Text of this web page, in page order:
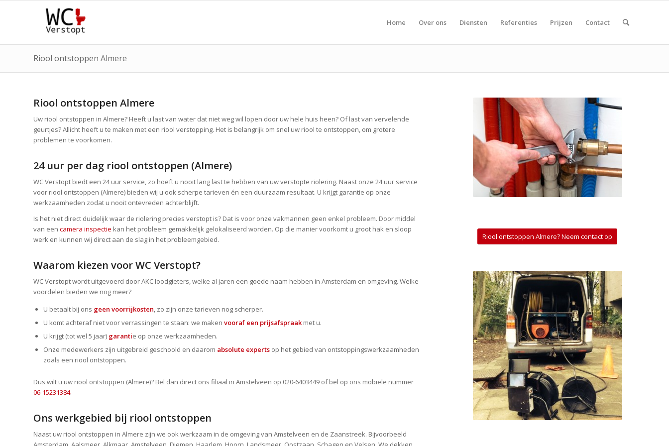
Home Over ons Diensten Referenties Prijzen Contact
Riool ontstoppen Almere
Riool ontstoppen Almere
Uw riool ontstoppen in Almere? Heeft u last van water dat niet weg wil lopen door uw hele huis heen? Of last van vervelende
geurtjes? Allicht heeft u te maken met een riool verstopping. Het is belangrijk om snel uw riool te ontstoppen, om grotere
problemen te voorkomen.
24 uur per dag riool ontstoppen (Almere)
WC Verstopt biedt een 24 uur service, zo hoeft u nooit lang last te hebben van uw verstopte riolering. Naast onze 24 uur service
voor riool ontstoppen (Almere) bieden wij u ook scherpe tarieven én een duurzaam resultaat. U krijgt garantie op onze
werkzaamheden zodat u nooit ontevreden achterblijft.
Is het niet direct duidelijk waar de riolering precies verstopt is? Dat is voor onze vakmannen geen enkel probleem. Door middel
van een camera inspectie kan het probleem gemakkelijk gelokaliseerd worden. Op die manier voorkomt u groot hak en sloop
werk en kunnen wij direct aan de slag in het probleemgebied.
Waarom kiezen voor WC Verstopt?
WC Verstopt wordt uitgevoerd door AKC loodgieters, welke al jaren een goede naam hebben in Amsterdam en omgeving. Welke
voordelen bieden we nog meer?
U betaalt bij ons geen voorrijkosten, zo zijn onze tarieven nog scherper.
U komt achteraf niet voor verrassingen te staan: we maken vooraf een prijsafspraakmet u.
U krijgt (tot wel 5 jaar) garantie op onze werkzaamheden.
Onze medewerkers zijn uitgebreid geschoold en daarom absolute experts op het gebied van ontstoppingswerkzaamheden
zoals een riool ontstoppen.
Dus wilt u uw riool ontstoppen (Almere)? Bel dan direct ons filiaal in Amstelveen op 020-6403449 of bel op ons mobiele nummer
06-15231384.
Ons werkgebied bij riool ontstoppen
Naast uw riool ontstoppen in Almere zijn we ook werkzaam in de omgeving van Amstelveen en de Zaanstreek. Bijvoorbeeld
Riool ontstoppen Almere? Neem contact op